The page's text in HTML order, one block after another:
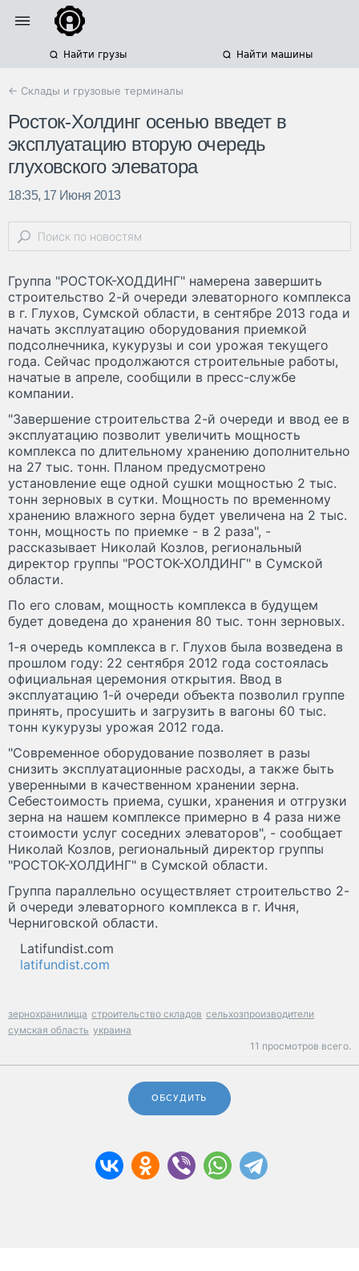
Найти грузы Найти машины
← Склады и грузовые терминалы
Росток-Холдинг осенью введет в
эксплуатацию вторую очередь
глуховского элеватора
18:35, 17 Июня 2013
Группа "РОСТОК-ХОДДИНГ" намерена завершить
строительство 2-й очереди элеваторного комплекса
в г. Глухов, Сумской области, в сентябре 2013 года и
начать эксплуатацию оборудования приемкой
подсолнечника, кукурузы и сои урожая текущего
года. Сейчас продолжаются строительные работы,
начатые в апреле, сообщили в пресс-службе
компании.
"Завершение строительства 2-й очереди и ввод ее в
эксплуатацию позволит увеличить мощность
комплекса по длительному хранению дополнительно
на 27 тыс. тонн. Планом предусмотрено
установление еще одной сушки мощностью 2 тыс.
тонн зерновых в сутки. Мощность по временному
хранению влажного зерна будет увеличена на 2 тыс.
тонн, мощность по приемке - в 2 раза", -
рассказывает Николай Козлов, региональный
директор группы "РОСТОК-ХОЛДИНГ" в Сумской
области.
По его словам, мощность комплекса в будущем
будет доведена до хранения 80 тыс. тонн зерновых.
1-я очередь комплекса в г. Глухов была возведена в
прошлом году: 22 сентября 2012 года состоялась
официальная церемония открытия. Ввод в
эксплуатацию 1-й очереди объекта позволил группе
принять, просушить и загрузить в вагоны 60 тыс.
тонн кукурузы урожая 2012 года.
"Современное оборудование позволяет в разы
снизить эксплуатационные расходы, а также быть
уверенными в качественном хранении зерна.
Себестоимость приема, сушки, хранения и отгрузки
зерна на нашем комплексе примерно в 4 раза ниже
стоимости услуг соседних элеваторов", - сообщает
Николай Козлов, региональный директор группы
"РОСТОК-ХОЛДИНГ" в Сумской области.
Группа параллельно осуществляет строительство 2-
й очереди элеваторного комплекса в г. Ичня,
Черниговской области.
Latifundist.com
latifundist.com
зернохранилища строительство складов сельхозпроизводители
сумская область украина
11 просмотров всего.
ОБСУДИТЬ